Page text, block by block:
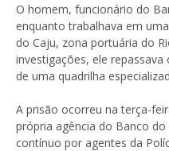
O homem, funcionário do
enquanto trabalhava em
do Caju, zona portuária do
investigações, ele
de uma quadrilha
A prisão ocorreu na terça-
própria agência do Banco
contínuo por agentes da